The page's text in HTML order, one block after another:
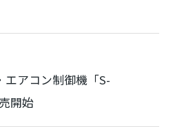
エアコン制御機「S-
開始